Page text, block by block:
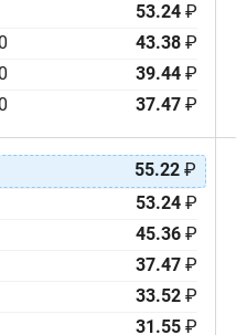
53.24 ₽
43.38 ₽
39.44 ₽
37.47 ₽
55.22 ₽
53.24 ₽
45.36 ₽
37.47 ₽
33.52 ₽
31.55 ₽